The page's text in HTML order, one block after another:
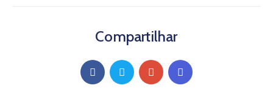
Compartilhar